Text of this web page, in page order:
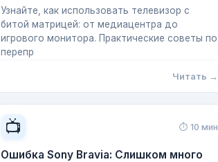
Узнайте, как использовать телевизор с
битой матрицей: от медиацентра до
игрового монитора. Практические советы по
перепр
Читать →
📺 ⏱ 10 мин
Ошибка Sony Bravia: Слишком много